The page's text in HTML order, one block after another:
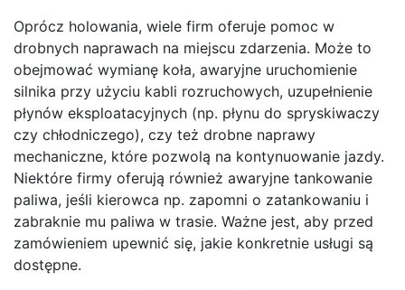
Oprócz holowania, wiele firm oferuje pomoc w
drobnych naprawach na miejscu zdarzenia. Może to
obejmować wymianę koła, awaryjne uruchomienie
silnika przy użyciu kabli rozruchowych, uzupełnienie
płynów eksploatacyjnych (np. płynu do spryskiwaczy
czy chłodniczego), czy też drobne naprawy
mechaniczne, które pozwolą na kontynuowanie jazdy.
Niektóre firmy oferują również awaryjne tankowanie
paliwa, jeśli kierowca np. zapomni o zatankowaniu i
zabraknie mu paliwa w trasie. Ważne jest, aby przed
zamówieniem upewnić się, jakie konkretnie usługi są
dostępne.